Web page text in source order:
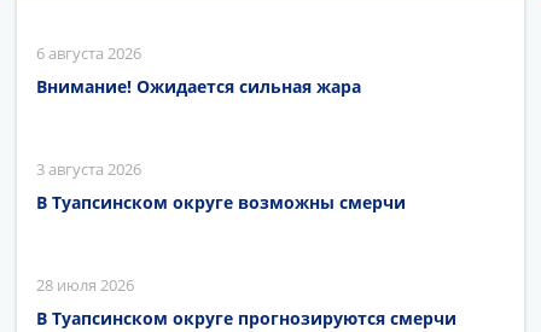
6 августа 2026
Внимание! Ожидается сильная жара
3 августа 2026
В Туапсинском округе возможны смерчи
28 июля 2026
В Туапсинском округе прогнозируются смерчи